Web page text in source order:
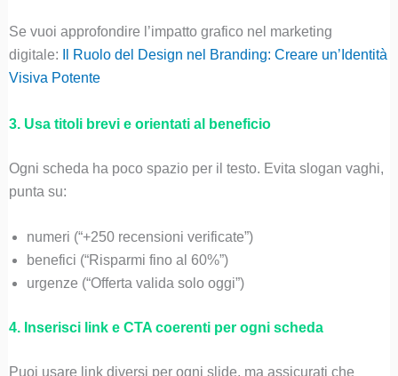
Se vuoi approfondire l’impatto grafico nel marketing
digitale:
Il Ruolo del Design nel Branding: Creare un’Identità
Visiva Potente
3. Usa titoli brevi e orientati al beneficio
Ogni scheda ha poco spazio per il testo. Evita slogan vaghi,
punta su:
numeri (“+250 recensioni verificate”)
benefici (“Risparmi fino al 60%”)
urgenze (“Offerta valida solo oggi”)
4. Inserisci link e CTA coerenti per ogni scheda
Puoi usare link diversi per ogni slide, ma assicurati che